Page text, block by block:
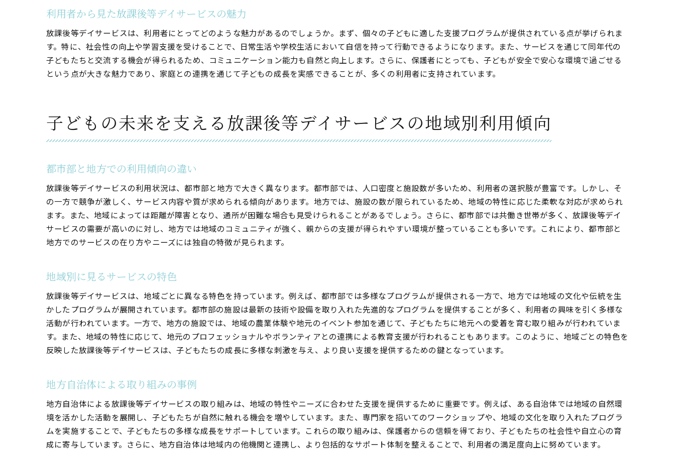
放課後等デイサービスの成長を促す多様なアプローチとは
ICT技術を活用した新しい支援方法
専門家チームによる総合的な支援
新しいアプローチの現場での実践
子ども主体の活動を通じた成長促進
放課後等デイサービスが子どもたちの生活に与えるプラスの影響を深掘り
子どもの日常生活における変化
放課後等デイサービス卒業後の展望
家族全体に与えるポジティブな影響
利用者から見た放課後等デイサービスの魅力
放課後等デイサービスは、利用者にとってどのような魅力があるのでしょうか。まず、個々の子どもに適した支援プログラムが提供されている点が挙げられま
す。特に、社会性の向上や学習支援を受けることで、日常生活や学校生活において自信を持って行動できるようになります。また、サービスを通じて同年代の
子どもたちと交流する機会が得られるため、コミュニケーション能力も自然と向上します。さらに、保護者にとっても、子どもが安全で安心な環境で過ごせる
という点が大きな魅力であり、家庭との連携を通じて子どもの成長を実感できることが、多くの利用者に支持されています。
子どもの未来を支える放課後等デイサービスの地域別利用傾向
都市部と地方での利用傾向の違い
放課後等デイサービスの利用状況は、都市部と地方で大きく異なります。都市部では、人口密度と施設数が多いため、利用者の選択肢が豊富です。しかし、そ
の一方で競争が激しく、サービス内容や質が求められる傾向があります。地方では、施設の数が限られているため、地域の特性に応じた柔軟な対応が求められ
ます。また、地域によっては距離が障害となり、通所が困難な場合も見受けられることがあるでしょう。さらに、都市部では共働き世帯が多く、放課後等デイ
サービスの需要が高いのに対し、地方では地域のコミュニティが強く、親からの支援が得られやすい環境が整っていることも多いです。これにより、都市部と
地方でのサービスの在り方やニーズには独自の特徴が見られます。
地域別に見るサービスの特色
放課後等デイサービスは、地域ごとに異なる特色を持っています。例えば、都市部では多様なプログラムが提供される一方で、地方では地域の文化や伝統を生
かしたプログラムが展開されています。都市部の施設は最新の技術や設備を取り入れた先進的なプログラムを提供することが多く、利用者の興味を引く多様な
活動が行われています。一方で、地方の施設では、地域の農業体験や地元のイベント参加を通じて、子どもたちに地元への愛着を育む取り組みが行われていま
す。また、地域の特性に応じて、地元のプロフェッショナルやボランティアとの連携による教育支援が行われることもあります。このように、地域ごとの特色を
反映した放課後等デイサービスは、子どもたちの成長に多様な刺激を与え、より良い支援を提供するための鍵となっています。
地方自治体による取り組みの事例
地方自治体による放課後等デイサービスの取り組みは、地域の特性やニーズに合わせた支援を提供するために重要です。例えば、ある自治体では地域の自然環
境を活かした活動を展開し、子どもたちが自然に触れる機会を増やしています。また、専門家を招いてのワークショップや、地域の文化を取り入れたプログラ
ムを実施することで、子どもたちの多様な成長をサポートしています。これらの取り組みは、保護者からの信頼を得ており、子どもたちの社会性や自立心の育
成に寄与しています。さらに、地方自治体は地域内の他機関と連携し、より包括的なサポート体制を整えることで、利用者の満足度向上に努めています。